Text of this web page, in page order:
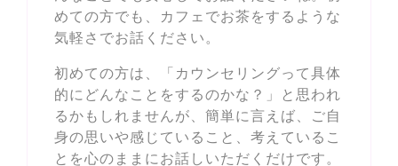
めての方でも、カフェでお茶をするような
気軽さでお話ください。
初めての方は、「カウンセリングって具体
的にどんなことをするのかな？」と思われ
るかもしれませんが、簡単に言えば、ご自
身の思いや感じていること、考えているこ
とを心のままにお話しいただくだけです。